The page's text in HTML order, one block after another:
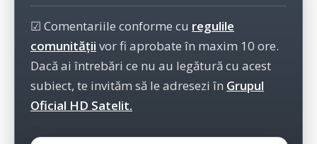
☑ Comentariile conforme cu regulile
comunității vor fi aprobate în maxim 10 ore.
Dacă ai întrebări ce nu au legătură cu acest
subiect, te invităm să le adresezi în Grupul
Oficial HD Satelit.